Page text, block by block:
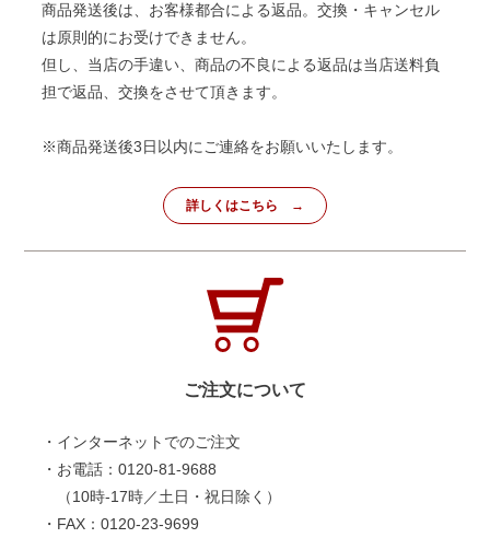
商品発送後は、お客様都合による返品。交換・キャンセル
は原則的にお受けできません。
但し、当店の手違い、商品の不良による返品は当店送料負
担で返品、交換をさせて頂きます。
※商品発送後3日以内にご連絡をお願いいたします。
詳しくはこちら
ご注文について
・インターネットでのご注文
・お電話：0120-81-9688
（10時-17時／土日・祝日除く）
・FAX：0120-23-9699